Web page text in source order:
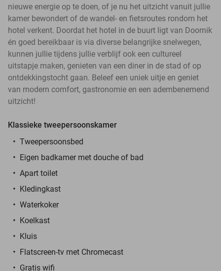
nieuwe energie op te doen, of je nu het uitzicht vanuit jullie
kamer bewondert of de wandel- en fietsroutes rondom het
hotel verkent. Doordat het hotel in de buurt ligt van Doornik
én goed bereikbaar is via diverse belangrijke snelwegen,
kunnen jullie tijdens jullie verblijf ook een cultureel
uitstapje maken, genieten van een diner in de stad of op
ontdekkingstocht gaan. Beleef een uniek uitje en geniet
van modern comfort, gastronomie en een adembenemend
uitzicht!
Klassieke tweepersoonskamer
Tweepersoonsbed
Eigen badkamer met douche of bad
Apart toilet
Kledingkast
Waterkoker
Koelkast
Kluis
Flatscreen-tv met Chromecast
Gratis wifi